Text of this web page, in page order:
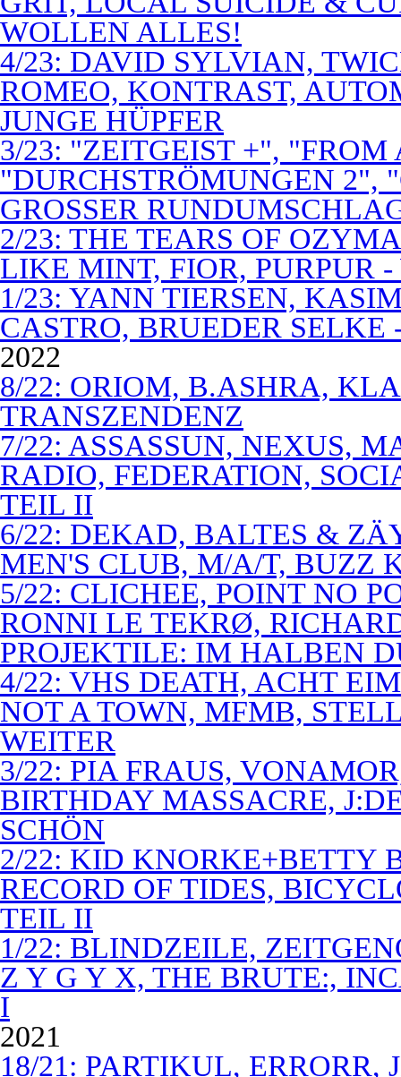
WOLLEN ALLES!
4/23: DAVID SYLVIAN,
ROMEO, KONTRAST,
JUNGE HÜPFER
3/23: "ZEITGEIST +", "FROM
"DURCHSTRÖMUNGEN 2",
GROSSER
2/23: THE TEARS OF
LIKE MINT, FIOR, PURPUR
1/23: YANN TIERSEN,
CASTRO, BRUEDER SELKE
2022
8/22: ORIOM, B.ASHRA,
TRANSZENDENZ
7/22: ASSASSUN, NEXUS,
RADIO, FEDERATION,
TEIL II
6/22: DEKAD, BALTES &
MEN'S CLUB, M/A/T, BUZZ
5/22: CLICHEE, POINT NO
RONNI LE TEKRØ,
PROJEKTILE: IM HALBEN
4/22: VHS DEATH, ACHT
NOT A TOWN, MFMB,
WEITER
3/22: PIA FRAUS,
BIRTHDAY MASSACRE,
SCHÖN
2/22: KID KNORKE+BETTY
RECORD OF TIDES,
TEIL II
1/22: BLINDZEILE,
Z Y G Y X, THE BRUTE:,
I
2021
18/21: PARTIKUL,